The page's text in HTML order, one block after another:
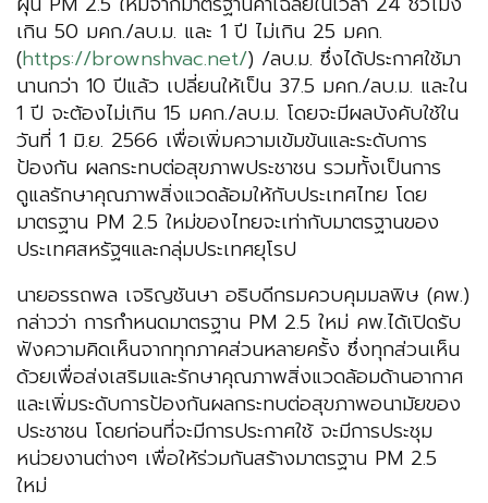
เกิน 50 มคก./ลบ.ม. และ 1 ปี ไม่เกิน 25 มคก.
(https://brownshvac.net/) /ลบ.ม. ซึ่งได้ประกาศใช้มา
นานกว่า 10 ปีแล้ว เปลี่ยนให้เป็น 37.5 มคก./ลบ.ม. และใน
1 ปี จะต้องไม่เกิน 15 มคก./ลบ.ม. โดยจะมีผลบังคับใช้ใน
วันที่ 1 มิ.ย. 2566 เพื่อเพิ่มความเข้มข้นและระดับการ
ป้องกัน ผลกระทบต่อสุขภาพประชาชน รวมทั้งเป็นการ
ดูแลรักษาคุณภาพสิ่งแวดล้อมให้กับประเทศไทย โดย
มาตรฐาน PM 2.5 ใหม่ของไทยจะเท่ากับมาตรฐานของ
ประเทศสหรัฐฯและกลุ่มประเทศยุโรป
นายอรรถพล เจริญชันษา อธิบดีกรมควบคุมมลพิษ (คพ.)
กล่าวว่า การกำหนดมาตรฐาน PM 2.5 ใหม่ คพ.ได้เปิดรับ
ฟังความคิดเห็นจากทุกภาคส่วนหลายครั้ง ซึ่งทุกส่วนเห็น
ด้วยเพื่อส่งเสริมและรักษาคุณภาพสิ่งแวดล้อมด้านอากาศ
และเพิ่มระดับการป้องกันผลกระทบต่อสุขภาพอนามัยของ
ประชาชน โดยก่อนที่จะมีการประกาศใช้ จะมีการประชุม
หน่วยงานต่างๆ เพื่อให้ร่วมกันสร้างมาตรฐาน PM 2.5
ใหม่